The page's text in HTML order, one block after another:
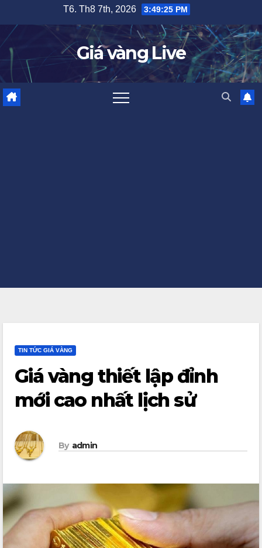
content
T6. Th8 7th, 2026 3:49:26 PM
Giá vàng Live
TIN TỨC GIÁ VÀNG
Giá vàng thiết lập đỉnh
mới cao nhất lịch sử
By admin